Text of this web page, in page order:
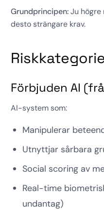
Grundprincipen:Ju
desto strängare krav.
Förbjuden AI
AI-system som:
Manipulerar
Utnyttjar sårbara
Social scoring av
Real-time
undantag)